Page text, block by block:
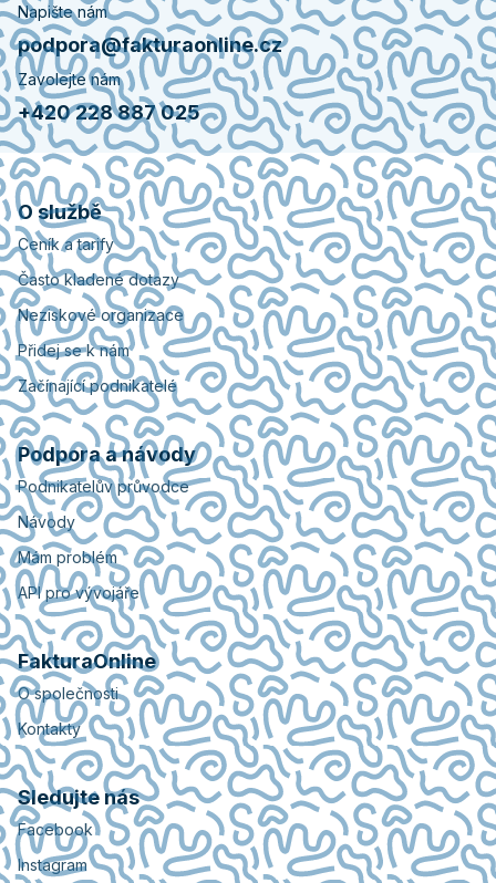
Napište nám
podpora@fakturaonline.cz
Zavolejte nám
+420 228 887 025
O službě
Ceník a tarify
Často kladené dotazy
Neziskové organizace
Přidej se k nám
Začínající podnikatelé
Podpora a návody
Podnikatelův průvodce
Návody
Mám problém
API pro vývojáře
FakturaOnline
O společnosti
Kontakty
Sledujte nás
Facebook
Instagram